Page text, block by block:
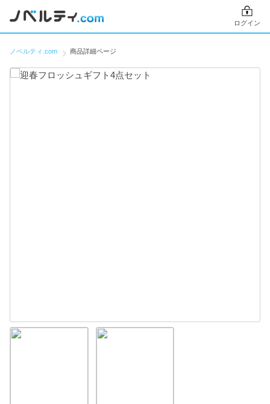
ログイン
ノベルティ.com 商品詳細ページ